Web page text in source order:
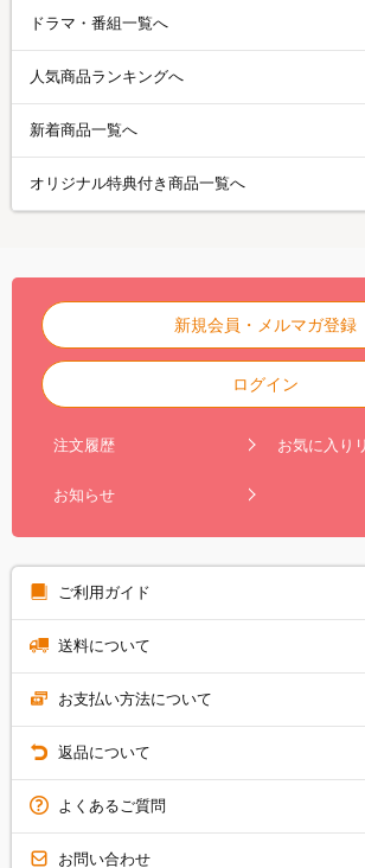
ドラマ・番組一覧へ
人気商品ランキングへ
新着商品一覧へ
オリジナル特典付き商品一覧へ
新規会員・メルマガ登録
ログイン
注文履歴 お気に入り
お知らせ
ご利用ガイド
送料について
お支払い方法について
返品について
よくあるご質問
お問い合わせ